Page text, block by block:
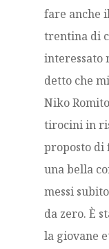
fare anche
trentina di
interessato
detto che
Niko
tirocini in
proposto di
una bella
messi
da zero. È
la giovane